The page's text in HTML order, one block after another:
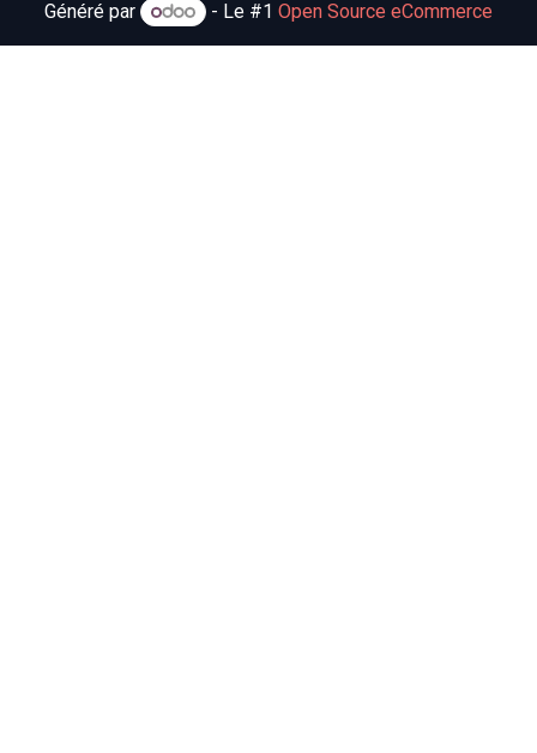
Généré par - Le #1 Open Source eCommerce